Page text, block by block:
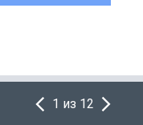
1 из 12